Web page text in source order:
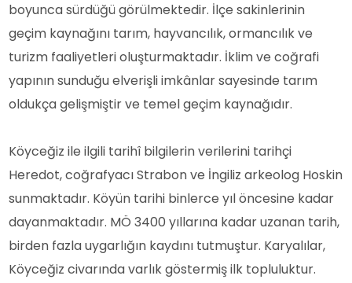
boyunca sürdüğü görülmektedir. İlçe sakinlerinin
geçim kaynağını tarım, hayvancılık, ormancılık ve
turizm faaliyetleri oluşturmaktadır. İklim ve coğrafi
yapının sunduğu elverişli imkânlar sayesinde tarım
oldukça gelişmiştir ve temel geçim kaynağıdır.
Köyceğiz ile ilgili tarihî bilgilerin verilerini tarihçi
Heredot, coğrafyacı Strabon ve İngiliz arkeolog Hoskin
sunmaktadır. Köyün tarihi binlerce yıl öncesine kadar
dayanmaktadır. MÖ 3400 yıllarına kadar uzanan tarih,
birden fazla uygarlığın kaydını tutmuştur. Karyalılar,
Köyceğiz civarında varlık göstermiş ilk topluluktur.